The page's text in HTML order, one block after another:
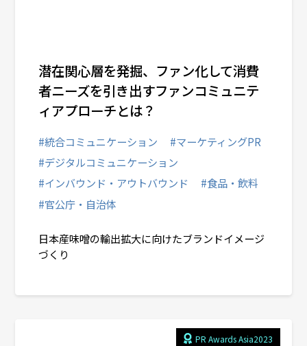
日本産味噌の輸出拡大に向けたブランドイメージ
づくり
#統合コミュニケーション
#マーケティングPR
#デジタルコミュニケーション
#インバウンド・アウトバウンド
#食品・飲料
#官公庁・自治体
潜在関心層を発掘、ファン化して消費
者ニーズを引き出すファンコミュニテ
ィアプローチとは？
PR Awards Asia2023